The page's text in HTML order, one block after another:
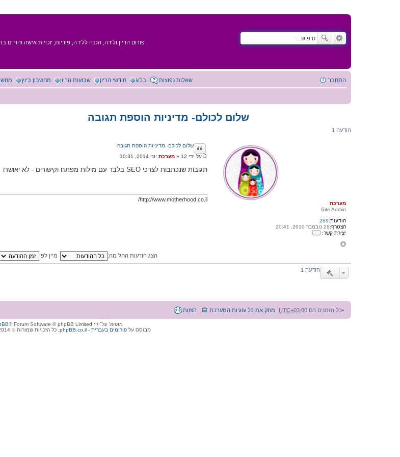
פורום הריון ולידה, הכנה ללידה, פוריות, זכויות אישה והורים
מחשבון ביוץ שבועות הריון חודשי הריון בלוג שאלות נפוצות התחבר
שלום לכולם- מדיניות הוספת תגובה
הודעה 1
מערכת
Site Admin
הודעות:269
הצטרף:26 נובמבר 2010, 20:41
יצירת קשר:
ת
ק
מ
ר
כ
שלום לכולם- מדיניות הוספת תגובה ציטוט
על ידי מערכת » 12 יוני 2014, 10:31
תגובות שנכתבות לצרכי SEO בלבד עם מילות מפתח וקישורים - לא יאושרו
http://www.motherhood.co.il/
הצג הודעות החל מה: מיין לפי
הודעה 1
כל הזמנים הם UTC+03:00 מחק את כל עוגיות המערכת הצוות
מופעל על־ידי ® Forum Software © phpBB Limited
מבוסס עלphpBB.co.il - פורומים בעברית . כל הזכויות שמורות © 2014 - phpBB.co.il.